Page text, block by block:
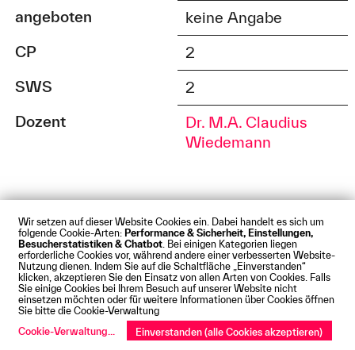
Wir setzen auf dieser Website Cookies ein. Dabei handelt es sich um
folgende Cookie-Arten: Performance & Sicherheit, Einstellungen,
Besucherstatistiken & Chatbot . Bei einigen Kategorien liegen
erforderliche Cookies vor, während andere einer verbesserten Website-
Nutzung dienen. Indem Sie auf die Schaltfläche „Einverstanden“
klicken, akzeptieren Sie den Einsatz von allen Arten von Cookies. Falls
Sie einige Cookies bei Ihrem Besuch auf unserer Website nicht
einsetzen möchten oder für weitere Informationen über Cookies öffnen
Sie bitte die Cookie-Verwaltung
Cookie-Verwaltung
Einverstanden (alle Cookies akzeptieren)
angeboten
keine Angabe
CP
2
SWS
2
Dozent
Dr. M.A. Claudius
Wiedemann
« 1 2 »
Impressum Datenschutz Cookies Barrierefreiheit
Anfahrt Intranet Webmail
© Technische Hochschule Augsburg